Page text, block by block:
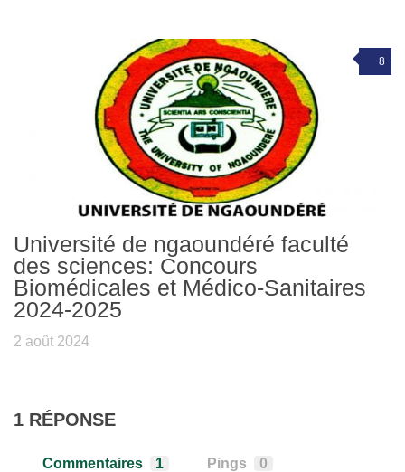
8
Université de ngaoundéré faculté
des sciences: Concours
Biomédicales et Médico-Sanitaires
2024-2025
2 août 2024
1 RÉPONSE
Commentaires 1 Pings 0